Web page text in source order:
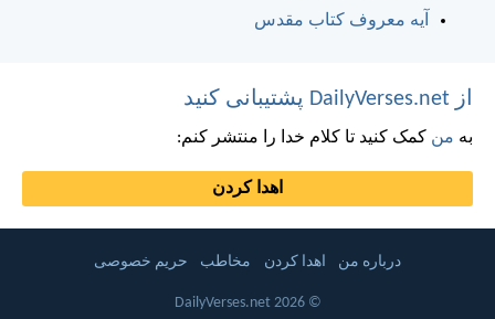
آیه معروف کتاب مقدس
از DailyVerses.net پشتیبانی کنید
به من کمک کنید تا کلام خدا را منتشر کنم:
اهدا کردن
درباره من اهدا کردن مخاطب حریم خصوصی
© 2026 DailyVerses.net